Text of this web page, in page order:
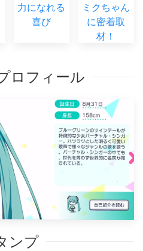
力になれる
喜び
ミクちゃん
に密着取
材！
ロフィール
ンプ